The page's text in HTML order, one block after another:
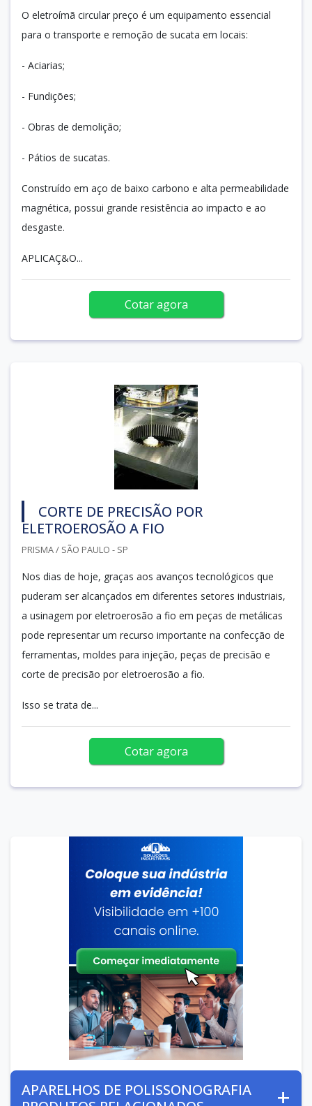
O eletroímã circular preço é um equipamento essencial
para o transporte e remoção de sucata em locais:
- Aciarias;
- Fundições;
- Obras de demolição;
- Pátios de sucatas.
Construído em aço de baixo carbono e alta permeabilidade
magnética, possui grande resistência ao impacto e ao
desgaste.
APLICAÇ&O...
Cotar agora
CORTE DE PRECISÃO POR
ELETROEROSÃO A FIO
PRISMA / SÃO PAULO - SP
Nos dias de hoje, graças aos avanços tecnológicos que
puderam ser alcançados em diferentes setores industriais,
a usinagem por eletroerosão a fio em peças de metálicas
pode representar um recurso importante na confecção de
ferramentas, moldes para injeção, peças de precisão e
corte de precisão por eletroerosão a fio.
Isso se trata de...
Cotar agora
APARELHOS DE POLISSONOGRAFIA